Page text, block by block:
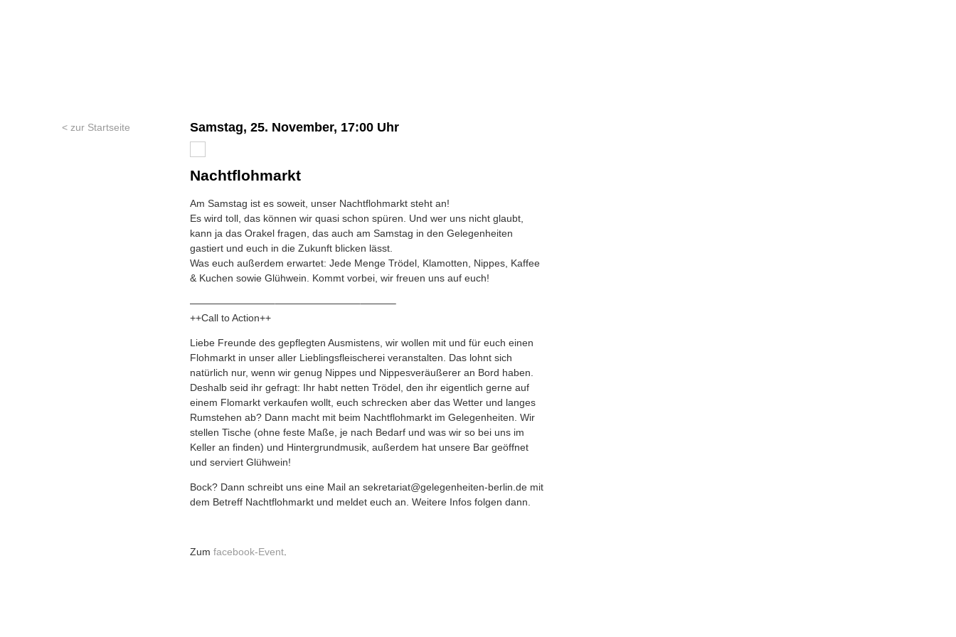
< zur Startseite Samstag, 25. November, 17:00 Uhr
Nachtflohmarkt
Am Samstag ist es soweit, unser Nachtflohmarkt steht an!
Es wird toll, das können wir quasi schon spüren. Und wer uns nicht glaubt,
kann ja das Orakel fragen, das auch am Samstag in den Gelegenheiten
gastiert und euch in die Zukunft blicken lässt.
Was euch außerdem erwartet: Jede Menge Trödel, Klamotten, Nippes, Kaffee
& Kuchen sowie Glühwein. Kommt vorbei, wir freuen uns auf euch!
————————–————————–———–
++Call to Action++
Liebe Freunde des gepflegten Ausmistens, wir wollen mit und für euch einen
Flohmarkt in unser aller Lieblingsfleischerei veranstalten. Das lohnt sich
natürlich nur, wenn wir genug Nippes und Nippesveräußerer an Bord haben.
Deshalb seid ihr gefragt: Ihr habt netten Trödel, den ihr eigentlich gerne auf
einem Flomarkt verkaufen wollt, euch schrecken aber das Wetter und langes
Rumstehen ab? Dann macht mit beim Nachtflohmarkt im Gelegenheiten. Wir
stellen Tische (ohne feste Maße, je nach Bedarf und was wir so bei uns im
Keller an finden) und Hintergrundmusik, außerdem hat unsere Bar geöffnet
und serviert Glühwein!
Bock? Dann schreibt uns eine Mail an sekretariat@gelegenheiten-berlin.de mit
dem Betreff Nachtflohmarkt und meldet euch an. Weitere Infos folgen dann.
Zumfacebook-Event